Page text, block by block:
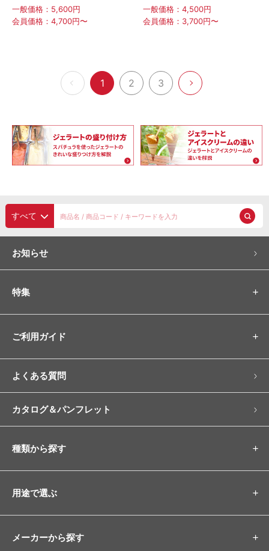
一般価格：5,600円
会員価格：4,700円〜
一般価格：4,500円
会員価格：3,700円〜
1 2 3
すべて
お知らせ
特集
ご利用ガイド
よくある質問
カタログ＆パンフレット
種類から探す
用途で選ぶ
メーカーから探す